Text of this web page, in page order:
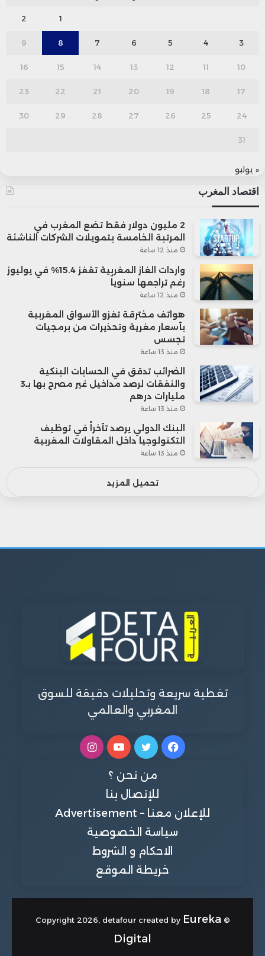
1
2
3
4
5
6
7
8
9
10
11
12
13
14
15
16
17
18
19
20
21
22
23
24
25
26
27
28
29
30
31
« يوليو
اقتصاد المغرب
2 مليون دولار فقط تضع المغرب في
المرتبة الخامسة بتمويلات الشركات الناشئة
منذ 12 ساعة
واردات الغاز المغربية تقفز 15.4% في يوليوز
رغم تراجعها سنوياً
منذ 12 ساعة
هواتف مخترقة تغزو الأسواق المغربية
بأسعار مغرية وتحذيرات من برمجيات
تجسس
منذ 13 ساعة
الضرائب تدقق في الحسابات البنكية
والنفقات لرصد مداخيل غير مصرح بها بـ3
مليارات درهم
منذ 13 ساعة
البنك الدولي يرصد تأخراً في توظيف
التكنولوجيا داخل المقاولات المغربية
منذ 13 ساعة
تحميل المزيد
تغطية سريعة وتحليلات دقيقة للسوق
المغربي والعالمي
فيسبوكتويتر يوتيوبانستقرام
من نحن ؟
للإتصال بنا
للإعلان معنا – Advertisement
سياسة الخصوصية
الاحكام و الشروط
خريطة الموقع
© Copyright 2026, detafour created by
Eureka
Digital